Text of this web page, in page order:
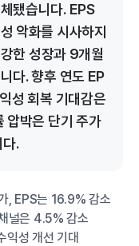
됐습니다. EPS
악화를 시사하지
한 성장과 9개월
다. 향후 연도 EP
성 회복 기대감은
압박은 단기 주가
다.
, EPS는 16.9% 감소
널은 4.5% 감소
성 개선 기대